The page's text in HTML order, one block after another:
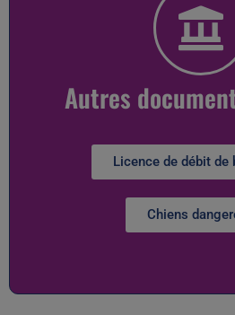
Autres
Licence de débit de
Chiens